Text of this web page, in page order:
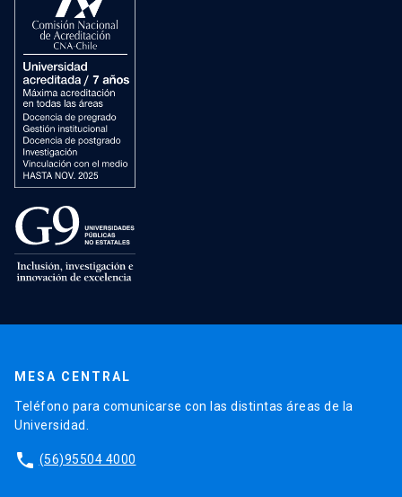
MESA CENTRAL
Teléfono para comunicarse con las distintas áreas de la
Universidad.
phone (56)95504 4000